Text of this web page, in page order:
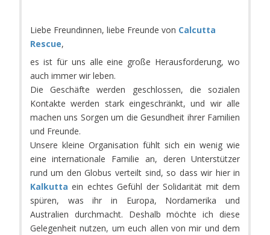
Liebe Freundinnen, liebe Freunde von Calcutta
Rescue,
es ist für uns alle eine große Herausforderung, wo
auch immer wir leben.
Die Geschäfte werden geschlossen, die sozialen
Kontakte werden stark eingeschränkt, und wir alle
machen uns Sorgen um die Gesundheit ihrer Familien
und Freunde.
Unsere kleine Organisation fühlt sich ein wenig wie
eine internationale Familie an, deren Unterstützer
rund um den Globus verteilt sind, so dass wir hier in
Kalkutta ein echtes Gefühl der Solidarität mit dem
spüren, was ihr in Europa, Nordamerika und
Australien durchmacht. Deshalb möchte ich diese
Gelegenheit nutzen, um euch allen von mir und dem